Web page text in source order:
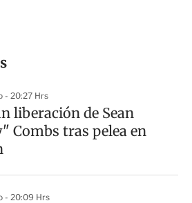
- 20:27 Hrs
liberación de Sean
Combs tras pelea en
- 20:09 Hrs